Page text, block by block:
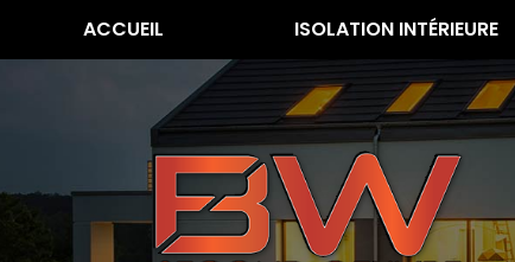
ACCUEIL ISOLATION INTÉRIEURE